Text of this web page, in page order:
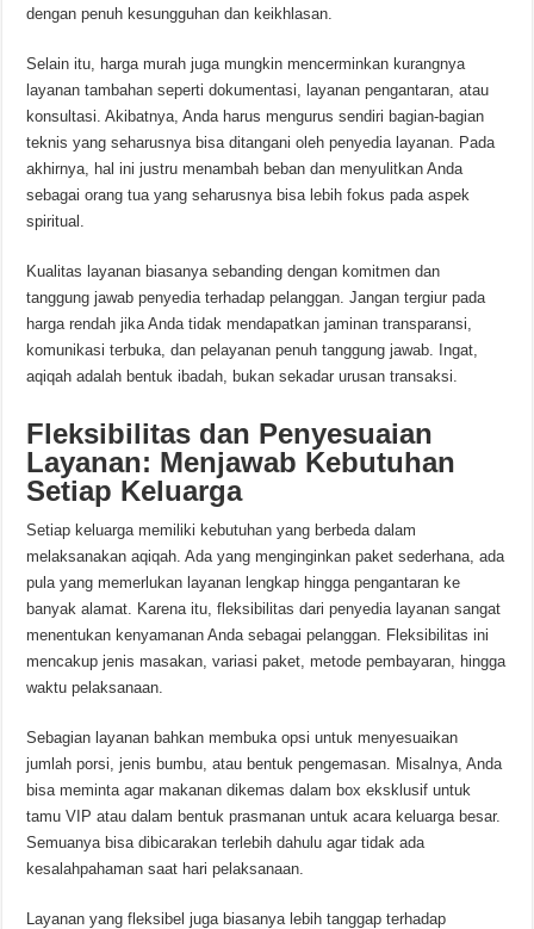
dengan penuh kesungguhan dan keikhlasan.
Selain itu, harga murah juga mungkin mencerminkan kurangnya
layanan tambahan seperti dokumentasi, layanan pengantaran, atau
konsultasi. Akibatnya, Anda harus mengurus sendiri bagian-bagian
teknis yang seharusnya bisa ditangani oleh penyedia layanan. Pada
akhirnya, hal ini justru menambah beban dan menyulitkan Anda
sebagai orang tua yang seharusnya bisa lebih fokus pada aspek
spiritual.
Kualitas layanan biasanya sebanding dengan komitmen dan
tanggung jawab penyedia terhadap pelanggan. Jangan tergiur pada
harga rendah jika Anda tidak mendapatkan jaminan transparansi,
komunikasi terbuka, dan pelayanan penuh tanggung jawab. Ingat,
aqiqah adalah bentuk ibadah, bukan sekadar urusan transaksi.
Fleksibilitas dan Penyesuaian
Layanan: Menjawab Kebutuhan
Setiap Keluarga
Setiap keluarga memiliki kebutuhan yang berbeda dalam
melaksanakan aqiqah. Ada yang menginginkan paket sederhana, ada
pula yang memerlukan layanan lengkap hingga pengantaran ke
banyak alamat. Karena itu, fleksibilitas dari penyedia layanan sangat
menentukan kenyamanan Anda sebagai pelanggan. Fleksibilitas ini
mencakup jenis masakan, variasi paket, metode pembayaran, hingga
waktu pelaksanaan.
Sebagian layanan bahkan membuka opsi untuk menyesuaikan
jumlah porsi, jenis bumbu, atau bentuk pengemasan. Misalnya, Anda
bisa meminta agar makanan dikemas dalam box eksklusif untuk
tamu VIP atau dalam bentuk prasmanan untuk acara keluarga besar.
Semuanya bisa dibicarakan terlebih dahulu agar tidak ada
kesalahpahaman saat hari pelaksanaan.
Layanan yang fleksibel juga biasanya lebih tanggap terhadap